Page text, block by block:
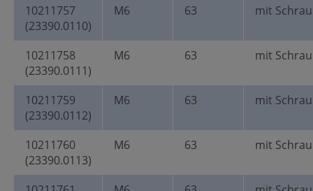
10211757
(23390.0110)
M6 63 mit
10211758
(23390.0111)
M6 63 mit
10211759
(23390.0112)
M6 63 mit
10211760
(23390.0113)
M6 63 mit